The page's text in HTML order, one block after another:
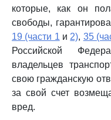
которые, как он
свободы,
19 (части 1 и 2), 35
Российской
владельцев
свою гражданскую
за свой счет
вред.